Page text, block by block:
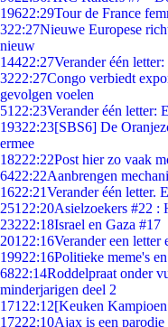
19622:29Tour de France
322:27Nieuwe Europese
nieuw
14422:27Verander één
3222:27Congo verbiedt
gevolgen voelen
51 22:23Verander één letter:
19322:23[SBS6] De
ermee
18222:22Post hier zo vaak
6422:22Aanbrengen
1622:21Verander één letter.
251 22:20Asielzoekers #22 :
23222:18Israel en Gaza #17
201 22:16Verander een letter
19922:16Politieke meme's
6822:14Roddelpraat onder
minderjarigen deel 2
171 22:12[Keuken
17222:10Ajax is een